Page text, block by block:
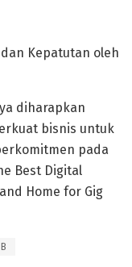
Kepatutan oleh
diharapkan
bisnis untuk
pada
Best Digital
Home for Gig